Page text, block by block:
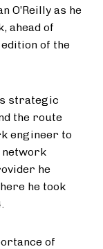
O’Reilly as he
ahead of
of the
strategic
the route
engineer to
network
he
he took
of